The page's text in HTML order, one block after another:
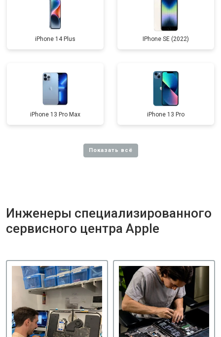
iPhone 14 Plus IPhone SE (2022)
iPhone 13 Pro Max iPhone 13 Pro
Инженеры специализированного
сервисного центра Apple